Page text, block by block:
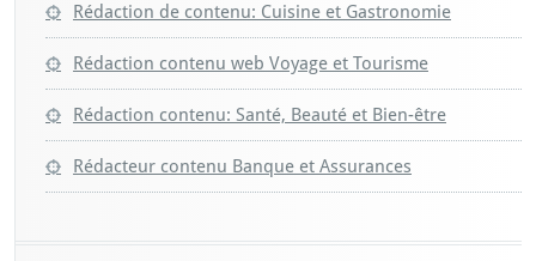
Rédaction de contenu: Cuisine et Gastronomie
Rédaction contenu web Voyage et Tourisme
Rédaction contenu: Santé, Beauté et Bien-être
Rédacteur contenu Banque et Assurances